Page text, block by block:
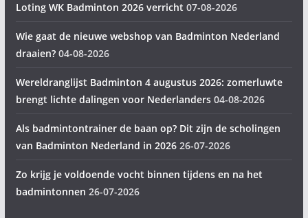
Loting WK Badminton 2026 verricht 07-08-2026
Wie gaat de nieuwe webshop van Badminton Nederland
draaien? 04-08-2026
Wereldranglijst Badminton 4 augustus 2026: zomerluwte
brengt lichte dalingen voor Nederlanders 04-08-2026
Als badmintontrainer de baan op? Dit zijn de scholingen
van Badminton Nederland in 2026 26-07-2026
Zo krijg je voldoende vocht binnen tijdens en na het
badmintonnen 26-07-2026